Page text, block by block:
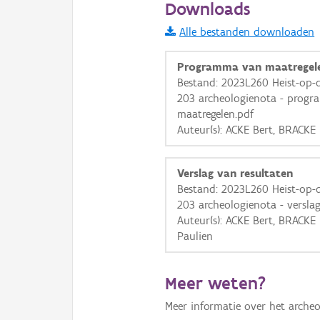
Informatie Vlaanderen
i
+ −
Basis Lagen
OSM-Basiskaart
GRB-Basiskaart
GRB-Basiskaart in
Downloads
Alle bestanden downloaden
Programma van
Bestand: 2023L260 Heist-op-
203 archeologienota -
maatregelen.pdf
Auteur(s): ACKE Bert,
Verslag van resultaten
Bestand: 2023L260 Heist-op-
203 archeologienota -
Auteur(s): ACKE Bert,
Paulien
Meer weten?
Meer informatie over het